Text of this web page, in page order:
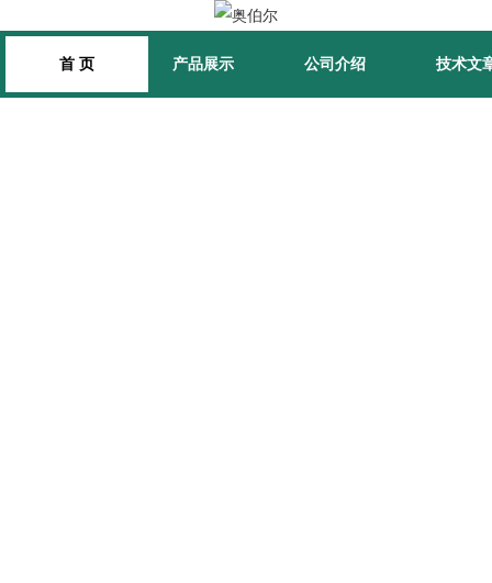
首 页 产品展示 公司介绍 技术文